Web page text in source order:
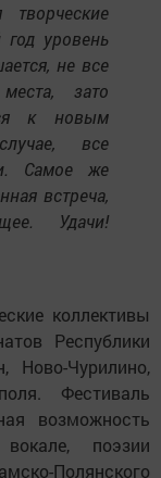
уровень
не все
зато
к новым
все
Самое же
встреча,
Удачи!
коллективы
Республики
Ново-Чурилино,
Фестиваль
возможность
поэзии
Полянского